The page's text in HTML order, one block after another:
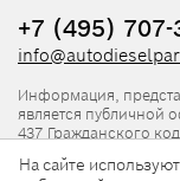
+7 (495) 707-
Информация,
является публичной
437 Гражданского
На сайте